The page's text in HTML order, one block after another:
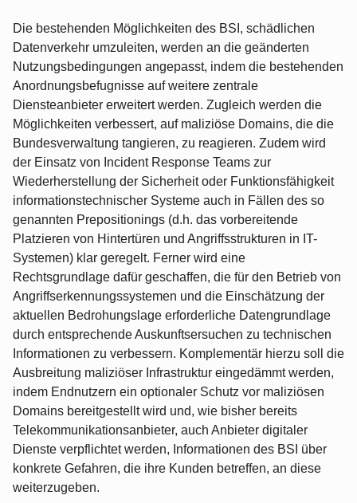
Die bestehenden Möglichkeiten des BSI, schädlichen
Datenverkehr umzuleiten, werden an die geänderten
Nutzungsbedingungen angepasst, indem die bestehenden
Anordnungsbefugnisse auf weitere zentrale
Diensteanbieter erweitert werden. Zugleich werden die
Möglichkeiten verbessert, auf maliziöse Domains, die die
Bundesverwaltung tangieren, zu reagieren. Zudem wird
der Einsatz von Incident Response Teams zur
Wiederherstellung der Sicherheit oder Funktionsfähigkeit
informationstechnischer Systeme auch in Fällen des so
genannten Prepositionings (d.h. das vorbereitende
Platzieren von Hintertüren und Angriffsstrukturen in IT-
Systemen) klar geregelt. Ferner wird eine
Rechtsgrundlage dafür geschaffen, die für den Betrieb von
Angriffserkennungssystemen und die Einschätzung der
aktuellen Bedrohungslage erforderliche Datengrundlage
durch entsprechende Auskunftsersuchen zu technischen
Informationen zu verbessern. Komplementär hierzu soll die
Ausbreitung maliziöser Infrastruktur eingedämmt werden,
indem Endnutzern ein optionaler Schutz vor maliziösen
Domains bereitgestellt wird und, wie bisher bereits
Telekommunikationsanbieter, auch Anbieter digitaler
Dienste verpflichtet werden, Informationen des BSI über
konkrete Gefahren, die ihre Kunden betreffen, an diese
weiterzugeben.